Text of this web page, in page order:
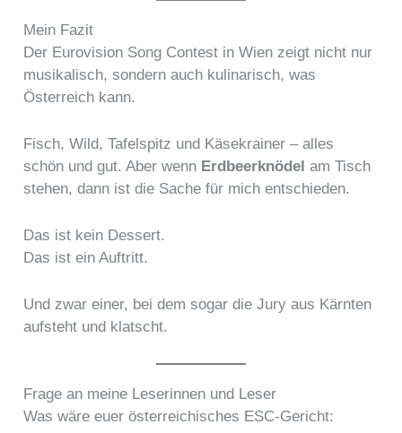
Mein Fazit
Der Eurovision Song Contest in Wien zeigt nicht nur
musikalisch, sondern auch kulinarisch, was
Österreich kann.
Fisch, Wild, Tafelspitz und Käsekrainer – alles
schön und gut. Aber wenn Erdbeerknödel am Tisch
stehen, dann ist die Sache für mich entschieden.
Das ist kein Dessert.
Das ist ein Auftritt.
Und zwar einer, bei dem sogar die Jury aus Kärnten
aufsteht und klatscht.
Frage an meine Leserinnen und Leser
Was wäre euer österreichisches ESC-Gericht: